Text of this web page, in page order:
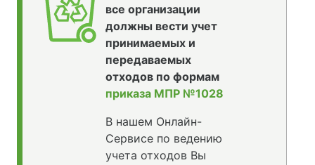
все организации
должны вести учет
принимаемых и
передаваемых
отходов по формам
приказа МПР №1028
В нашем Онлайн-
Сервисе по ведению
учета отходов Вы